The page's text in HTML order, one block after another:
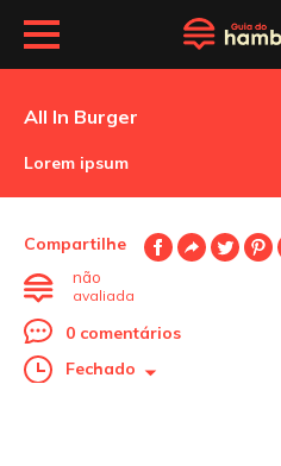
All In Burger
Lorem ipsum
Compartilhe
não
avaliada
0 comentários
Fechado